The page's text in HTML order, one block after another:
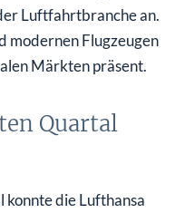
Luftfahrtbranche an.
modernen Flugzeugen
Märkten präsent.
Quartal
die Lufthansa